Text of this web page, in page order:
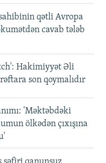
qətli Avropa
cavab tələb
Hakimiyyət Əli
son qoymalıdır
'Məktəbdəki
ölkədən çıxışına